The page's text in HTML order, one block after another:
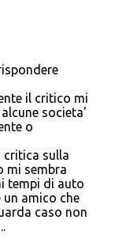
il critico mi
societa'
o
critica sulla
mi sembra
tempi di auto
un amico che
caso non